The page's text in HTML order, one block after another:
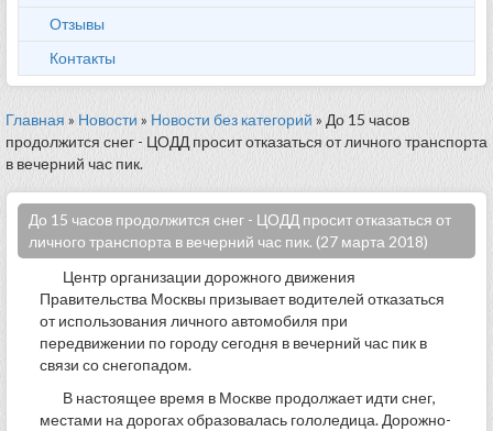
Отзывы
Контакты
Главная » Новости » Новости без категорий » До 15 часов
продолжится снег - ЦОДД просит отказаться от личного транспорта
в вечерний час пик.
До 15 часов продолжится снег - ЦОДД просит отказаться от
личного транспорта в вечерний час пик. (27 марта 2018)
Центр организации дорожного движения
Правительства Москвы призывает водителей отказаться
от использования личного автомобиля при
передвижении по городу сегодня в вечерний час пик в
связи со снегопадом.
В настоящее время в Москве продолжает идти снег,
местами на дорогах образовалась гололедица. Дорожно-